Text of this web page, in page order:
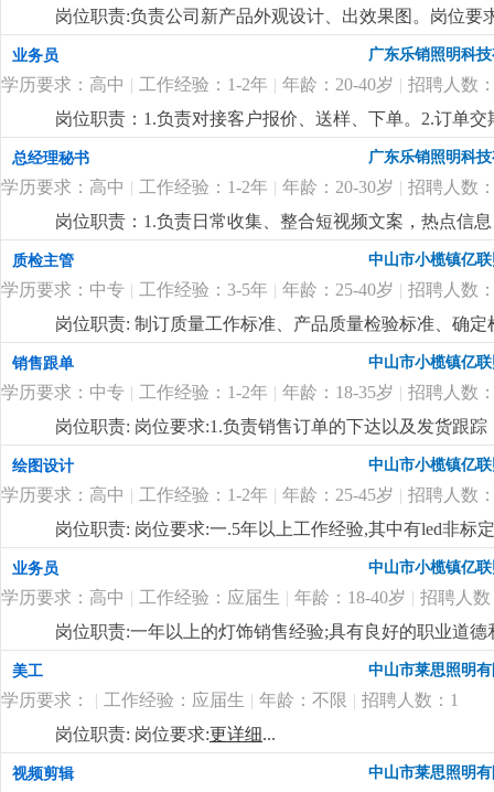
体验。5、1-3年新媒体运营经验，熟悉短视频平台运营
捉新事物，思想跳跃的应届毕业生也可！7、公司福利
年终奖等。
岗位职责:负责公司新产品外观设计、出效果图。岗位要
的构思、创新能力。2.工作认真负责，有团队精神，服
议。
业务员 广东乐销照明科
学历要求：高中 | 工作经验：1-2年 | 年龄：20-40岁 | 招聘人数
岗位职责：1.负责对接客户报价、送样、下单。2.订单
时上门拜访客户，维系客户关系。任职要求：男,18-35
际、公关能力和抗压能力。公司客户资源稳定，待遇面
总经理秘书 广东乐销照明科
学历要求：高中 | 工作经验：1-2年 | 年龄：20-30岁 | 招聘人数
岗位职责：1.负责日常收集、整合短视频文案，热点信
司合作的短视频运营公司作为合格的拍摄文案。2.负责
要求18~30岁，熟练使用基础办公软件、会用ai软件找
收集能力，有较强的上进心和学习能力，服从安排。3.
绩效奖，社保，公费学习更详细...
质检主管 中山市小榄镇亿
学历要求：中专 | 工作经验：3-5年 | 年龄：25-40岁 | 招聘人数
岗位职责: 制订质量工作标准、产品质量检验标准、确
全过程的质量管理工作，对所承担的工作负责；岗位要
货、索赔等异常处理，组织相关部门调查、分析协调各
料、半成品、成品的抽检及产线上的操作工艺流程进行
领导交代的各项工作任务；更详细...
销售跟单 中山市小榄镇亿
学历要求：中专 | 工作经验：1-2年 | 年龄：18-35岁 | 招聘人数
岗位职责: 岗位要求:1.负责销售订单的下达以及发货跟
账款的回收跟进；4.负责客户投诉的信息接口传递工作
更新维护等等；
绘图设计 中山市小榄镇亿
学历要求：高中 | 工作经验：1-2年 | 年龄：25-45岁 | 招聘人数
岗位职责: 岗位要求:一.5年以上工作经验,其中有led非标
pro/e或solidworks等相关设计软件。4.认识灯具制作流
势,能够自立完成电子或者结构设计;5.具有良好的交流
际关系良好,听从管理顾全大局;主要负责新产品项目的
有需求的人士，欢迎加入我们的团队！更详细...
业务员 中山市小榄镇亿
学历要求：高中 | 工作经验：应届生 | 年龄：18-40岁 | 招聘人数
岗位职责:一年以上的灯饰销售经验;具有良好的职业道
通，具有良好的市场开发能力，熟悉电脑操作及相关软
美工 中山市莱思照明
学历要求： | 工作经验：应届生 | 年龄：不限 | 招聘人数：1
岗位职责: 岗位要求:更详细...
视频剪辑 中山市莱思照明